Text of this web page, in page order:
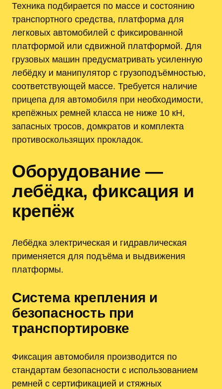
Техника подбирается по массе и состоянию
транспортного средства, платформа для
легковых автомобилей с фиксированной
платформой или сдвижной платформой. Для
грузовых машин предусматривать усиленную
лебёдку и манипулятор с грузоподъёмностью,
соответствующей массе. Требуется наличие
прицепа для автомобиля при необходимости,
крепёжных ремней класса не ниже 10 кН,
запасных тросов, домкратов и комплекта
противоскользящих прокладок.
Оборудование —
лебёдка, фиксация и
крепёж
Лебёдка электрическая и гидравлическая
применяется для подъёма и выдвижения
платформы.
Система крепления и
безопасность при
транспортировке
Фиксация автомобиля производится по
стандартам безопасности с использованием
ремней с сертификацией и стяжных